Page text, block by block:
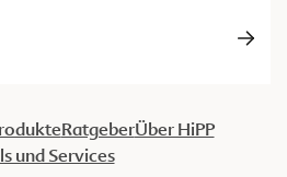
RatgeberÜber HiPP
und Services